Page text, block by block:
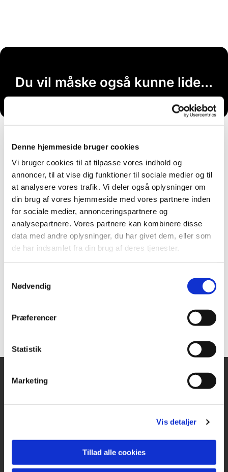
Denne hjemmeside bruger cookies
Vi bruger cookies til at tilpasse vores indhold og
annoncer, til at vise dig funktioner til sociale medier og til
at analysere vores trafik. Vi deler også oplysninger om
din brug af vores hjemmeside med vores partnere inden
for sociale medier, annonceringspartnere og
analysepartnere. Vores partnere kan kombinere disse
data med andre oplysninger, du har givet dem, eller som
de har indsamlet fra din brug af deres tjenester.
Nødvendig
Præferencer
Statistik
Marketing
Vis detaljer
Tillad alle cookies
Du vil måske også kunne lide...
4100 Ringsted
CVR 42939617